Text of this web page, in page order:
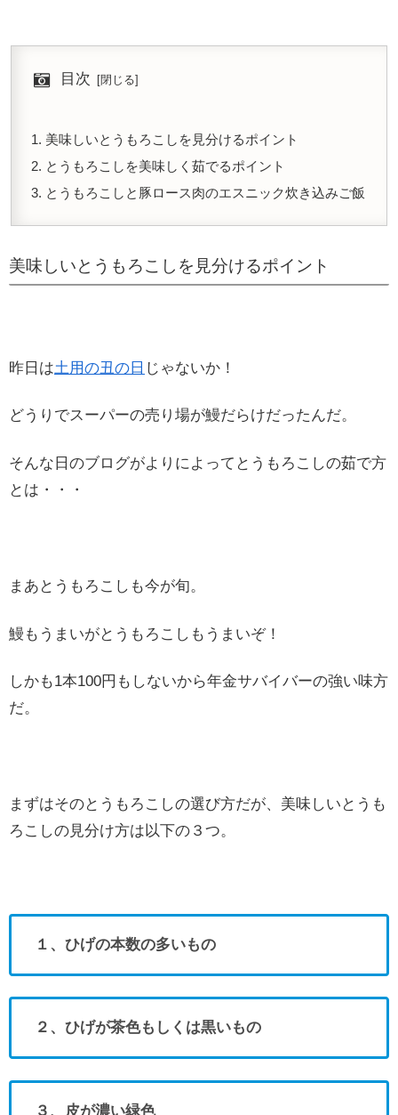
目次
美味しいとうもろこしを見分けるポイント
とうもろこしを美味しく茹でるポイント
とうもろこしと豚ロース肉のエスニック炊き込みご飯
美味しいとうもろこしを見分けるポイント
昨日は土用の丑の日 じゃないか！
どうりでスーパーの売り場が鰻だらけだったんだ。
そんな日のブログがよりによってとうもろこしの茹で方
とは・・・
まあとうもろこしも今が旬。
鰻もうまいがとうもろこしもうまいぞ！
しかも1本100円もしないから年金サバイバーの強い味方
だ。
まずはそのとうもろこしの選び方だが、美味しいとうも
ろこしの見分け方は以下の３つ。
１、ひげの本数の多いもの
２、ひげが茶色もしくは黒いもの
３、皮が濃い緑色